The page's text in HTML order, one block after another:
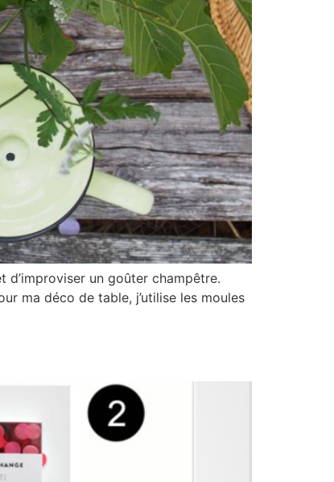
d’improviser un goûter champêtre.
ma déco de table, j’utilise les moules